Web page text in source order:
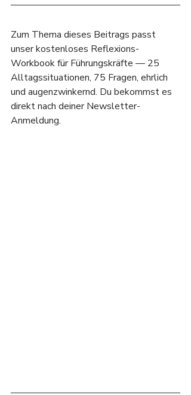
Zum Thema dieses Beitrags passt
unser kostenloses Reflexions-
Workbook für Führungskräfte — 25
Alltagssituationen, 75 Fragen, ehrlich
und augenzwinkernd. Du bekommst es
direkt nach deiner Newsletter-
Anmeldung.